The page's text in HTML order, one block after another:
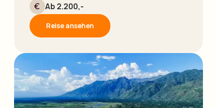
Ab 2.200,-
Reise ansehen